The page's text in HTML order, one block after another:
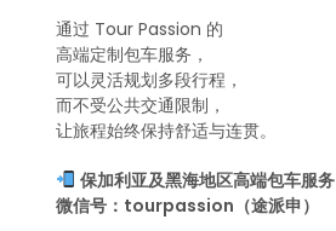
通过 Tour Passion 的
高端定制包车服务，
可以灵活规划多段行程，
而不受公共交通限制，
让旅程始终保持舒适与连贯。
保加利亚及黑海地区高端包车服务
微信号：tourpassion（途派申）